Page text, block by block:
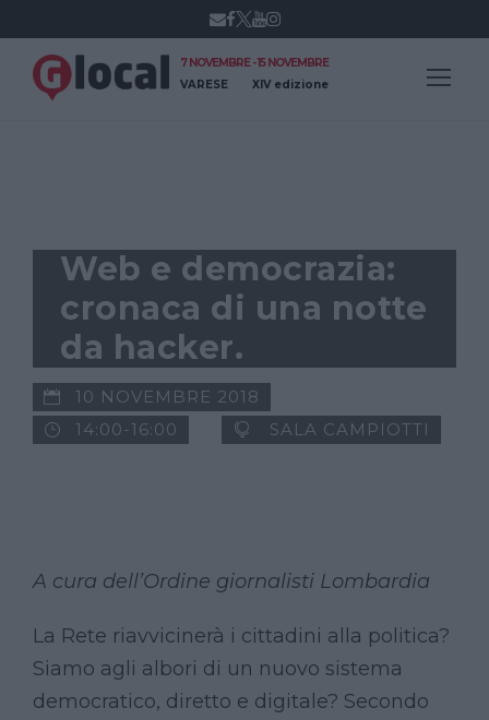
7 NOVEMBRE - 15 NOVEMBRE
VARESE
XIV edizione
Web e democrazia:
cronaca di una notte
da hacker.
10 NOVEMBRE 2018
14:00-16:00
SALA CAMPIOTTI
A cura dell’Ordine giornalisti Lombardia
La Rete riavvicinerà i cittadini alla politica?
Siamo agli albori di un nuovo sistema
democratico, diretto e digitale? Secondo